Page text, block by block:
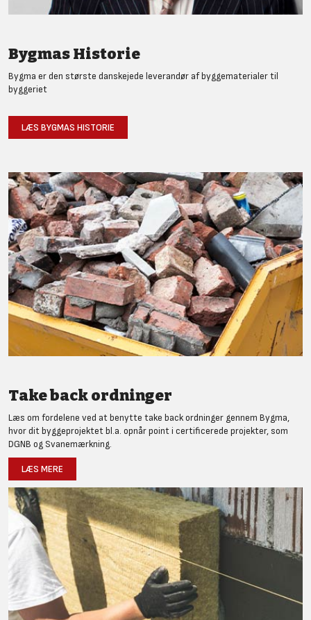
Bygmas Historie
Bygma er den største danskejede leverandør af byggematerialer til
byggeriet
LÆS BYGMAS HISTORIE
Take back ordninger
Læs om fordelene ved at benytte take back ordninger gennem Bygma,
hvor dit byggeprojektet bl.a. opnår point i certificerede projekter, som
DGNB og Svanemærkning.
LÆS MERE